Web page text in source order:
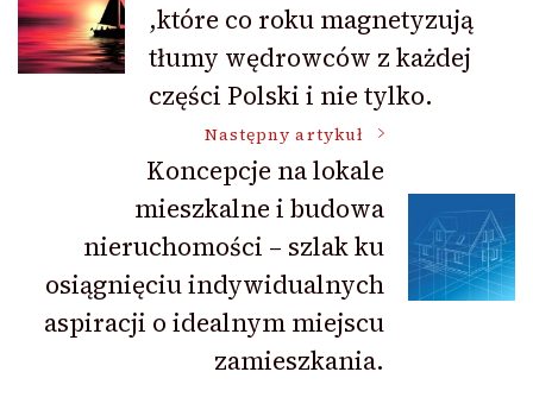
wpisu,które co roku magnetyzują
tłumy wędrowców z każdej
części Polski i nie tylko.
Następny artykuł
Koncepcje na lokale
mieszkalne i budowa
nieruchomości – szlak ku
osiągnięciu indywidualnych
aspiracji o idealnym miejscu
zamieszkania.